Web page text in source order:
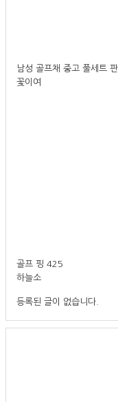
남성 골프채 중고 풀세트
꽃이여
골프 핑 425
하늘소
등록된 글이 없습니다.